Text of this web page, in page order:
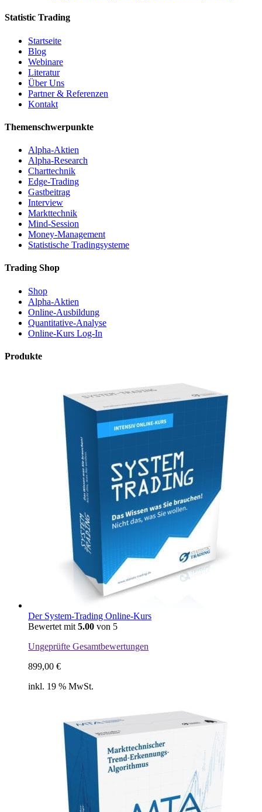
Statistic Trading
Startseite
Blog
Webinare
Literatur
Über Uns
Partner & Referenzen
Kontakt
Themenschwerpunkte
Alpha-Aktien
Alpha-Research
Charttechnik
Edge-Trading
Gastbeitrag
Interview
Markttechnik
Mind-Session
Money-Management
Statistische Tradingsysteme
Trading Shop
Shop
Alpha-Aktien
Online-Ausbildung
Quantitative-Analyse
Online-Kurs Log-In
Produkte
Der System-Trading Online-Kurs
Bewertet mit 5.00 von 5
Ungeprüfte Gesamtbewertungen
899,00 €
inkl. 19 % MwSt.